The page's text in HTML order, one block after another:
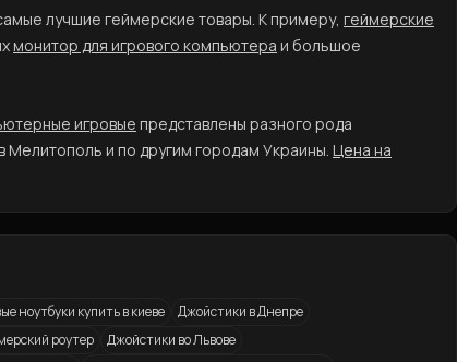
лучшие геймерские товары. К примеру, геймерские
монитор для игрового компьютера и большое
игровые представлены разного рода
и по другим городам Украины. Цена на
ноутбуки купить в киеве
Джойстики в Днепре
роутер
Джойстики во Львове